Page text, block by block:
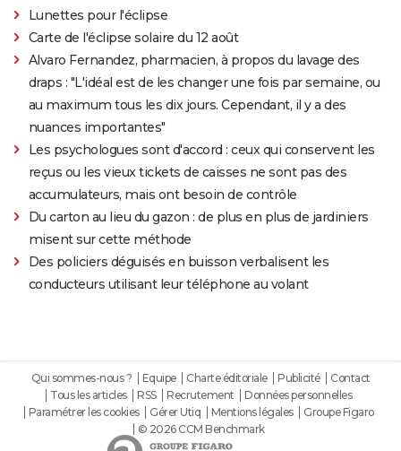
Lunettes pour l'éclipse
Carte de l'éclipse solaire du 12 août
Alvaro Fernandez, pharmacien, à propos du lavage des
draps : "L'idéal est de les changer une fois par semaine, ou
au maximum tous les dix jours. Cependant, il y a des
nuances importantes"
Les psychologues sont d'accord : ceux qui conservent les
reçus ou les vieux tickets de caisses ne sont pas des
accumulateurs, mais ont besoin de contrôle
Du carton au lieu du gazon : de plus en plus de jardiniers
misent sur cette méthode
Des policiers déguisés en buisson verbalisent les
conducteurs utilisant leur téléphone au volant
Qui sommes-nous ? Equipe Charte éditoriale Publicité
Contact
Tous les articles
RSS Recrutement
Données personnelles
Paramétrer les cookies
Gérer Utiq Mentions légales
Groupe Figaro
© 2026 CCM Benchmark